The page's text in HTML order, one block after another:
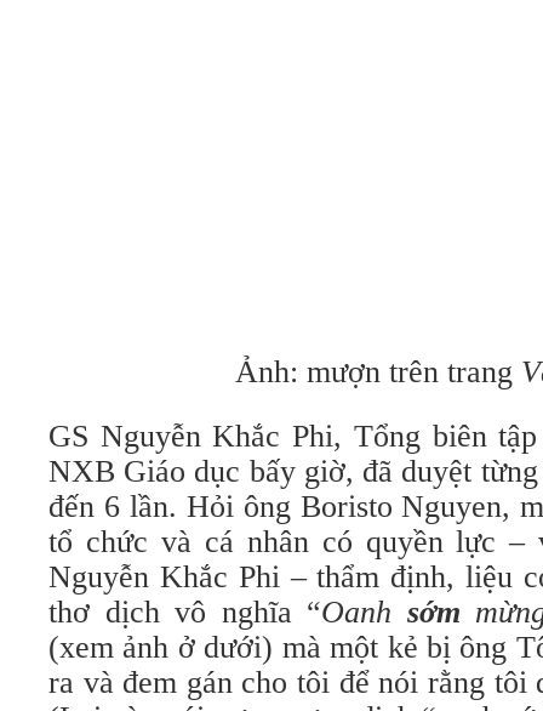
Ảnh: mượn trên trang
GS Nguyễn Khắc Phi, Tổng biên
NXB Giáo dục bấy giờ, đã duyệt
đến 6 lần. Hỏi ông Boristo Nguyen,
tổ chức và cá nhân có quyền lực –
Nguyễn Khắc Phi – thẩm định, liệu
thơ dịch vô nghĩa “Oanh sớm
(xem ảnh ở dưới) mà một kẻ bị ông
ra và đem gán cho tôi để nói rằng tôi